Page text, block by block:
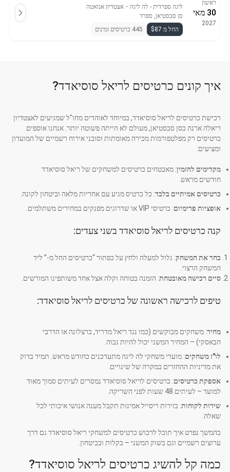
ראשון
30 מאי
2027
ליגה ספרדית - לה ליגה ・ אצטדיון אנואטה
סן סבסטיאן, ספרד
החל מ $87
445 כרטיסים זמינים
איך קונים כרטיסים לריאל סוסיאדד?
רכישת כרטיסים לריאל סוסיאדד, במיוחד לאוהדים מחו"ל שמגיעים לאצטדיון
ריאלה ארנה בסן סבסטיאן, מעולם לא הייתה פשוטה יותר. אנחנו אוספים
כרטיסים רק מפלטפורמות מכירה מאומתות וסוכני אירוח רשמיים של המועדון
ומציעים:
מקדימים להזמין: מאבטחים כרטיסים למשחקים של ריאל סוסיאדד
חודשים מראש.
כרטיסים אמיתיים בלבד: כל כרטיס מגיע עם אחריות מלאה וביטחון לקונה.
אופציות פרימיום: כרטיסי VIP או שדרוגים מפנקים במחירים משתלמים.
קנה כרטיסים לריאל סוסיאדד בשני צעדים:
בחר את המשחק: גלול למעלה ולחץ על כפתור “כרטיסים החל מ-” ליד
המשחק הרצוי.
סיים רכישה מאובטחת: הזמנה בטוחה וקלה אצל אחד משותפינו המורשים.
טיפים לרכישה ראשונה של כרטיסים לריאל סוסיאדד:
מחיר: משחקים מבוקשים (כמו נגד ריאל מדריד, ברצלונה או הדרבי
הבאסקי) – המחיר המשני יכול להיות גבוה.
לו"ז משחקים: מועדי משחקי לה ליגה מתעדכנים כחודש מראש. תמיד בדוק
את מדיניות ההחזרים במקרה של שינויים.
אספקת כרטיסים: כרטיסים לריאל סוסיאדד נמסרים לעיתים סמוך מאוד
למועד – לעיתים 48 שעות לפני השריקה.
שירות לקוחות: בזירות ריסייל אמינות תקבל מענה אנושי איכותי לכל
שאלה.
בהמשך נפרט איך תוכל לרכוש כרטיסים למשחקי ריאל סוסיאדד גם דרך
ערוצים רשמיים וגם בשוק המשני – בקלות ובביטחון.
כמה קל להשיג כרטיסים לריאל סוסיאדד?